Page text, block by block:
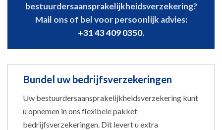
bestuurdersaansprakelijkheidsverzekering?
Mail ons of bel voor persoonlijk advies:
+31 43 409 0350.
Bundel uw bedrijfsverzekeringen
Uw bestuurdersaansprakelijkheidsverzekering kunt
u opnemen in ons flexibele pakket
bedrijfsverzekeringen. Dit levert u extra